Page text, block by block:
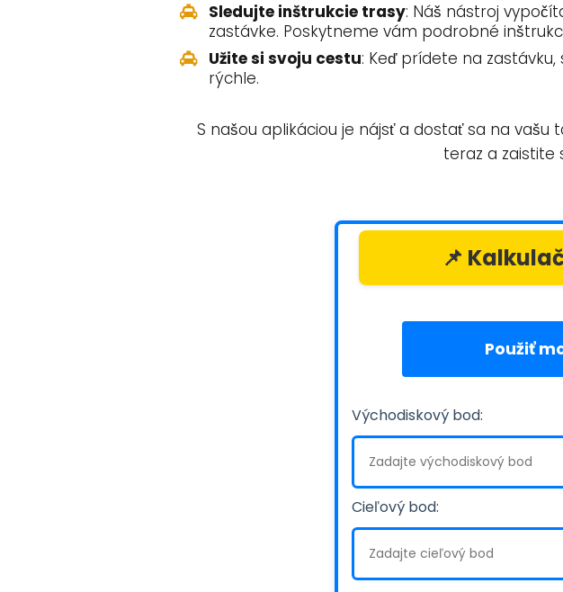
Sledujte inštrukcie trasy: Náš nástroj
zastávke. Poskytneme vám podrobné
Užite si svoju cestu: Keď prídete na
rýchle.
S našou aplikáciou je nájsť a dostať sa na
teraz a zaistite
📌
Použiť
Východiskový bod:
Cieľový bod: